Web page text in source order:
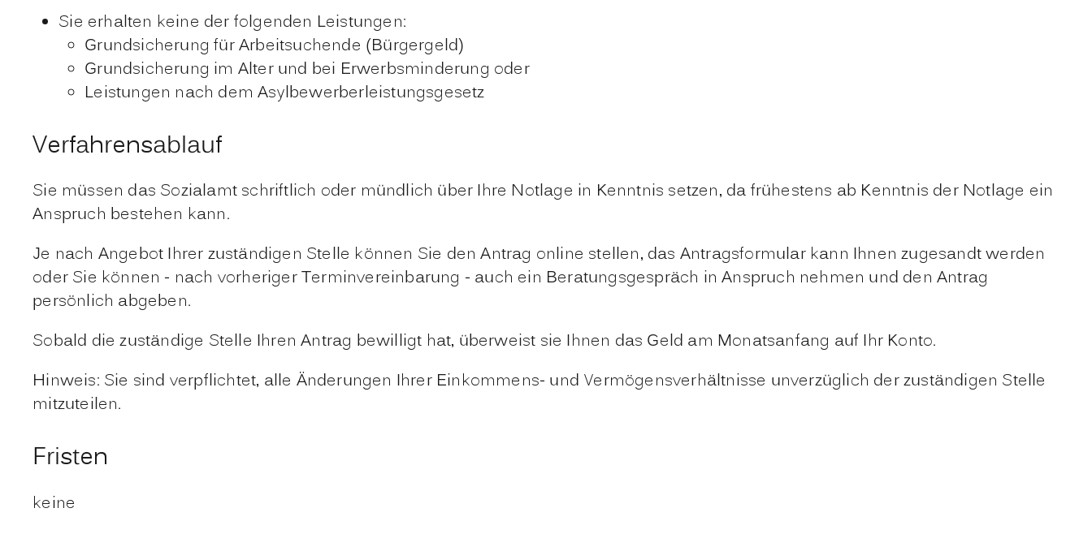
Sie erhalten keine der folgenden Leistungen:
Grundsicherung für Arbeitsuchende (Bürgergeld)
Grundsicherung im Alter und bei Erwerbsminderung oder
Leistungen nach dem Asylbewerberleistungsgesetz
Verfahrensablauf
Sie müssen das Sozialamt schriftlich oder mündlich über Ihre Notlage in Kenntnis setzen, da frühestens ab Kenntnis der Notlage ein
Anspruch bestehen kann.
Je nach Angebot Ihrer zuständigen Stelle können Sie den Antrag online stellen, das Antragsformular kann Ihnen zugesandt werden
oder Sie können - nach vorheriger Terminvereinbarung - auch ein Beratungsgespräch in Anspruch nehmen und den Antrag
persönlich abgeben.
Sobald die zuständige Stelle Ihren Antrag bewilligt hat, überweist sie Ihnen das Geld am Monatsanfang auf Ihr Konto.
Hinweis: Sie sind verpflichtet, alle Änderungen Ihrer Einkommens- und Vermögensverhältnisse unverzüglich der zuständigen Stelle
mitzuteilen.
Fristen
keine